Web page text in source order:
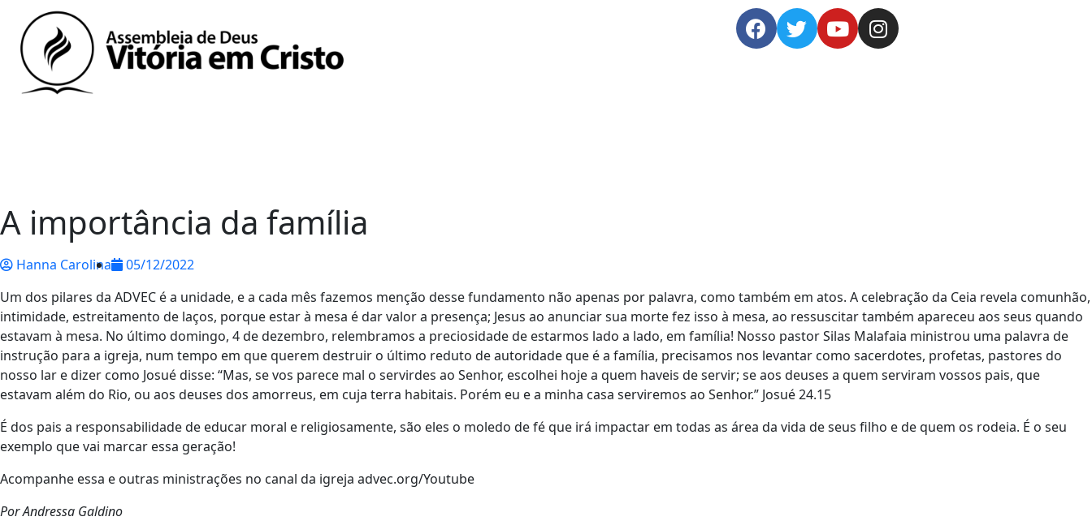
A importância da família
Hanna Carolina
05/12/2022
Um dos pilares da ADVEC é a unidade, e a cada mês fazemos menção desse fundamento não apenas por palavra, como também em atos. A celebração da Ceia revela comunhão,
intimidade, estreitamento de laços, porque estar à mesa é dar valor a presença; Jesus ao anunciar sua morte fez isso à mesa, ao ressuscitar também apareceu aos seus quando
estavam à mesa. No último domingo, 4 de dezembro, relembramos a preciosidade de estarmos lado a lado, em família! Nosso pastor Silas Malafaia ministrou uma palavra de
instrução para a igreja, num tempo em que querem destruir o último reduto de autoridade que é a família, precisamos nos levantar como sacerdotes, profetas, pastores do
nosso lar e dizer como Josué disse: “Mas, se vos parece mal o servirdes ao Senhor, escolhei hoje a quem haveis de servir; se aos deuses a quem serviram vossos pais, que
estavam além do Rio, ou aos deuses dos amorreus, em cuja terra habitais. Porém eu e a minha casa serviremos ao Senhor.” Josué 24.15
É dos pais a responsabilidade de educar moral e religiosamente, são eles o moledo de fé que irá impactar em todas as área da vida de seus filho e de quem os rodeia. É o seu
exemplo que vai marcar essa geração!
Acompanhe essa e outras ministrações no canal da igreja advec.org/Youtube
Por Andressa Galdino